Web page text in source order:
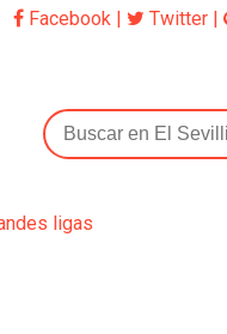
Facebook | Twitter |
ligas